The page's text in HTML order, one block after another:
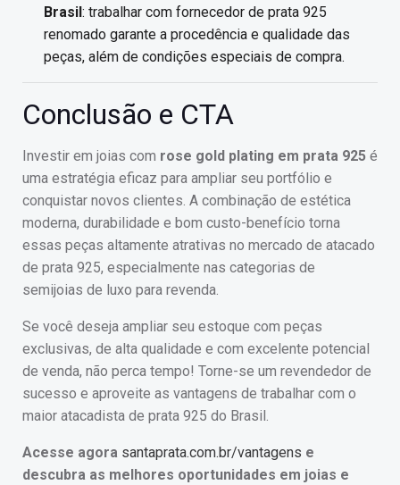
Brasil : trabalhar com fornecedor de prata 925
renomado garante a procedência e qualidade das
peças, além de condições especiais de compra.
Conclusão e CTA
Investir em joias com rose gold plating em prata 925 é
uma estratégia eficaz para ampliar seu portfólio e
conquistar novos clientes. A combinação de estética
moderna, durabilidade e bom custo-benefício torna
essas peças altamente atrativas no mercado de atacado
de prata 925, especialmente nas categorias de
semijoias de luxo para revenda.
Se você deseja ampliar seu estoque com peças
exclusivas, de alta qualidade e com excelente potencial
de venda, não perca tempo! Torne-se um revendedor de
sucesso e aproveite as vantagens de trabalhar com o
maior atacadista de prata 925 do Brasil.
Acesse agora santaprata.com.br/vantagens e
descubra as melhores oportunidades em joias e